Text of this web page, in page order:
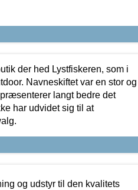
der hed Lystfiskeren, som i
Navneskiftet var en stor og
langt bedre det
har udvidet sig til at
og udstyr til den kvalitets